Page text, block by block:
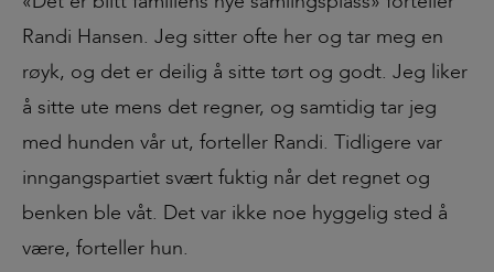
Randi Hansen. Jeg sitter ofte her og tar meg en
røyk, og det er deilig å sitte tørt og godt. Jeg liker
å sitte ute mens det regner, og samtidig tar jeg
med hunden vår ut, forteller Randi. Tidligere var
inngangspartiet svært fuktig når det regnet og
benken ble våt. Det var ikke noe hyggelig sted å
være, forteller hun.